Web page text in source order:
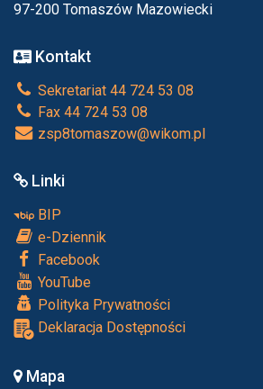
97-200 Tomaszów Mazowiecki
Kontakt
Sekretariat 44 724 53 08
Fax 44 724 53 08
zsp8tomaszow@wikom.pl
Linki
BIP
e-Dziennik
Facebook
YouTube
Polityka Prywatności
Deklaracja Dostępności
Mapa